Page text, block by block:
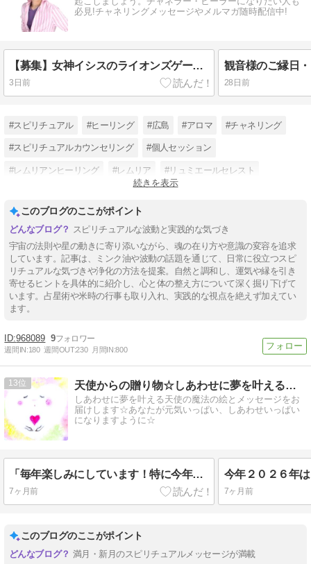
必見!チャネリングメッセージやメルマガ随時配信中!
【募集】女神イシスのライオンズゲート・アクティベーション 2026
3日前
観音様のご縁日
28日前
#スピリチュアル #ヒーリング #広島 #アロマ #チャネリング
#スピリチュアルカウンセリング #個人セッション
#レムリアンヒーリング #レムリア #リュミエールセレスト
続きを表示
このブログのここがポイント
スピリチュアルな波動と実践的な気づき
宇宙の法則や星の動きに寄り添いながら、魂の在り方や意識の変容を追求
しています。記事は、ミンク油や波動の話題を通じて、日常に役立つスピ
リチュアルな気づきや浄化の方法を提案。自然と調和し、運気や縁を引き
寄せるヒントを具体的に紹介し、心と体の整え方について深く掘り下げて
います。占星術や米時の行事も取り入れ、実践的な視点を絶えず加えてい
ます。
968089 9
週間IN:180 週間OUT:230 月間IN:800
13 天使からの贈り物☆しあわせに夢を叶える魔法の絵とメッセージ☆
しあわせに夢を叶える天使の魔法の絵とメッセージをお
届けします☆あなたが元気いっぱい、しあわせいっぱい
になりますように☆
「毎年楽しみにしています！特に今年は○○が素敵なイラストだと感じました」天使のカレンダーの感想☆
7ヶ月前
今年２０２６年
7ヶ月前
このブログのここがポイント
満月・新月のスピリチュアルメッセージが満載